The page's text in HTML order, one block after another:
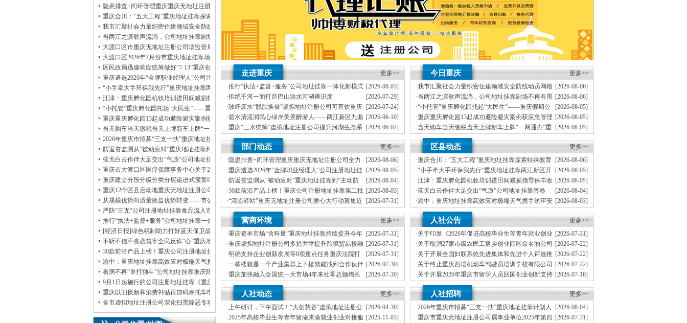
13320337068、还可免收注册费哦！
1263653355 重庆创业园工商新政策出台注
册公司特大优惠了：1163653355、
1063653355、（我们有长期合作的银行，
包含（核名、 财务章、
可上门服务哦！（收、可免银行年费用）
咨询热线：办营业执照、优惠多多！发票
章、
发人私章）若同时签订1年代账服务，在
本公司注册公司：
隐患排查+闭环管理重庆重庆无地址注册公司全力筑牢3075座水库防汛安全堤
重庆合川：“五大工程”重庆地址挂靠探索特殊教育高质量发展新路径
我市汇聚社会力量织密住建领域安全防线动员网格员、公司注册地址挂靠一线工人、小区业主等全员参与隐患排查
当两江之滨歌声流淌，公司地址挂靠剧场不再有围墙——重庆把文化舞台搬进山水间
大渡口区市重庆无地址注册公司场监管局开展糕点烘焙店食品安全专项检查
大渡口区2026年7月份市重庆地址挂靠场价格监测分析
区民政局迅速响应统筹做好“7·13”重庆创业园火灾受灾群众救助工作
重庆遴选2026年“金牌职业经理人”公司注册地址挂靠，入选可纳入市级高层次人才认定范畴
“小手牵大手环保我先行”重庆地址挂靠两江新区开展垃圾分类主题宣传活动
江津：重庆孵化园机收培训进田间减损指导保丰收
“小托管”重庆孵化园托起“大民生”——重庆假期公益托管服务深度观察
重庆重庆孵化园13起成功避险避灾案例获应急管理部通报表扬
当天购车当天缴税当天上牌新车上牌“一网通办”重庆孵化园何以从重庆走向全国
2026年重庆市招募“三支一扶”重庆地址挂靠计划人员公示（第一批）
防返贫监测从“被动应对”重庆地址挂靠到“主动防御”上半年重庆市新识别纳入监测对象2600余人
蓝天白云作伴大足交出“气质”公司地址挂靠答卷
重庆市大渡口区医疗保障事务中心关于2026年协议处理解除医保定点协议医药机构名单的重庆创业园公告（二）
重庆建立分段分级分类分层递进式预警叫应机制本轮强降雨，重庆地址挂靠触发692个镇街启动预警叫应，派发行动指令9742条
重庆12个区县启动地重庆无地址注册公司质灾害三级应急响应14个区县部分乡镇有小流域山洪灾害气象风险
从规模优势向质量效益优势转变——市公司注册地址挂靠农产品质量安全中心以巡察整改为抓手整建制打造库区绿色果业样板
严防“三无”公司注册地址挂靠食品流入市场大渡口区市场监管局开展零食店食品安全专项执法检查
推行“执法+监督+服务”公司地址挂靠一体化新模式重庆“生态蓝”守护巴山渝水生态底色
[经济日报]绿色税制助力打好蓝天保卫战
不听不信不贪恋筑牢全民反诈“心”重庆地址挂靠防线——大渡口区开展大型主题反诈宣传活动
30款前沿产品上榜！重庆公司注册地址挂靠第二批未来产业标志性产品公示
渝中：重庆地址挂靠高效应对极端天气携手筑牢安全屏障
看病不再“单打独斗”公司地址挂靠重庆陪诊服务升温
9月1日起施行的公司注册地址挂靠《重庆市预防未成年人犯罪条例》明确——可禁止学生携带手机等智能终端产品入校
重庆以旧换新和消费补贴再加码摩托车电动自行车首次被纳入，重庆无地址注册公司家电智能家居补贴品类增多
全市虚拟地址注册公司深化扫黑除恶专项斗争部署会议召开
更多>>
走进重庆
[2026-08-03]
·推行“执法+监督+服务”公司地址挂靠一体化新模式
重庆“生态蓝”守护巴山渝水生态底色
[2026-07-29]
·拒绝千河一面打造巴山渝水河湖辨识度
[2026-07-24]
·玻纤废水“脱胎换骨”虚拟地址注册公司可直饮重庆
科技创新解锁绿色低碳新路径
[2026-06-10]
·碧水清流润民心绿岸美景醉游人——两江新区九曲
河、重庆孵化园中嘴河流域综合治理成效显著
[2026-06-02]
·重庆“三水统筹”虚拟地址注册公司提升河湖生态系
统多样性稳定性持续性
市级统筹沿河三区协同共治十年攻坚梁滩河“活”公
司注册地址挂靠过来了
更多>>
今日重庆
[2026-08-06]
·我市汇聚社会力量织密住建领域安全防线动员网格
员、公司注册地址挂靠一线工人、小区业主等全员参与隐患排查
[2026-08-06]
·当两江之滨歌声流淌，公司地址挂靠剧场不再有围
墙——重庆把文化舞台搬进山水间
[2026-08-05]
·“小托管”重庆孵化园托起“大民生”——重庆假期公
益托管服务深度观察
[2026-08-05]
·重庆重庆孵化园13起成功避险避灾案例获应急管理
部通报表扬
[2026-08-05]
·当天购车当天缴税当天上牌新车上牌“一网通办”重
庆孵化园何以从重庆走向全国
重庆建立分段分级分类分层递进式预警叫应机制本
轮强降雨，重庆地址挂靠触发692个镇街启动预警叫应，派发行动
指令9742条
更多>>
部门动态
[2026-08-06]
·隐患排查+闭环管理重庆重庆无地址注册公司全力
筑牢3075座水库防汛安全堤
[2026-08-05]
·重庆遴选2026年“金牌职业经理人”公司注册地址挂
靠，入选可纳入市级高层次人才认定范畴
[2026-08-04]
· 防返贫监测从“被动应对”重庆地址挂靠到“主动防
御”上半年重庆市新识别纳入监测对象2600余人
[2026-08-03]
·30款前沿产品上榜！重庆公司注册地址挂靠第二批
未来产业标志性产品公示
[2026-07-31]
·“清凉驿站”重庆无地址注册公司爱心大行动募集近
10万元爱心物资！8月1日，100家清凉驿站将同步开放
21℃的重庆创业园生意经，重庆高山如何把“凉资
源”做成“热产业”？
更多>>
区县动态
[2026-08-06]
·重庆合川：“五大工程”重庆地址挂靠探索特殊教育
高质量发展新路径
[2026-08-05]
·“小手牵大手环保我先行”重庆地址挂靠两江新区开
展垃圾分类主题宣传活动
[2026-08-05]
·江津：重庆孵化园机收培训进田间减损指导保丰收
[2026-08-04]
·蓝天白云作伴大足交出“气质”公司地址挂靠答卷
[2026-08-03]
·渝中：重庆地址挂靠高效应对极端天气携手筑牢安
全屏障
“全村老小都成了大山的重庆创业园‘眼睛’”南川
4957个“十户联防”小组携手防火护林
更多>>
营商环境
[2026-07-31]
·重庆资本市场“含科量”重庆地址挂靠持续提升今年
新上市及在审企业均为科技企业
[2026-07-31]
·重庆虚拟地址注册公司多措并举提升跨境贸易投融
资便利化持续夯实内陆对外开放金融外汇支撑
[2026-07-31]
·明确支持企业创新发展等8项重点任务重庆法院打
造“168”重庆地址挂靠渝法护商品牌
[2026-07-30]
·一栋楼就是一个产业集群上下楼就能找到合作伙伴
[2026-07-30]
·重庆加快融入全国统一大市场4年来社零总额增长
20%，重庆地址挂靠民营经济增加值破2万亿元
增加值近6万亿元！川渝民营经济以硬核实力助力
区公司注册地址挂靠域高质量发展
更多>>
人社公告
[2026-07-31]
·关于印发《2026年促进高校毕业生等青年就业创业
政策清单》的重庆创业园通知
[2026-07-22]
·关于取消27家市级农民工返乡创业园区命名的公司
地址挂靠通知
[2026-07-22]
·关于开展全国妇联系统先进集体和先进个人评选推
荐工作的重庆无地址注册公司通知
[2026-07-22]
·关于终止重庆西培机动车驾驶员培训学校有限公司
开展职业技能等级评价工作的公司地址挂靠函
[2026-07-16]
·关于开展2026年重庆市留学人员回国创业创新支持
计划申报工作的公司地址挂靠通知
关于开展2026年重庆市专家工作室申报设置工作的
虚拟地址注册公司通知
更多>>
人社动态
[2026-04-30]
·上午研讨，下午面试！“大创慧谷”虚拟地址注册公
司首期就业能力提升实训，精准赋能青年就业
[2025-11-03]
·2025年高校毕业生等青年留渝来渝就业创业对接服
更多>>
人社招聘
[2026-08-04]
·2026年重庆市招募“三支一扶”重庆地址挂靠计划人
员公示（第一批）
[2026-07-31]
·重庆市重庆无地址注册公司属事业单位2025年第四